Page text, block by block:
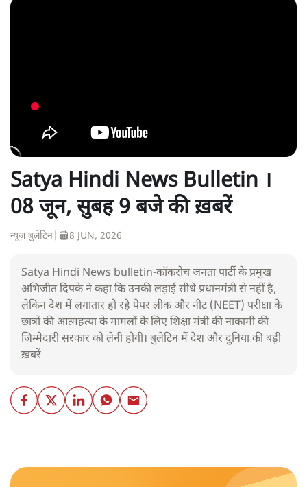
Satya Hindi News Bulletin ।
08 जून, सुबह 9 बजे की ख़बरें
न्यूज़ बुलेटिन 8 JUN, 2026
Satya Hindi News bulletin-कॉकरोच जनता पार्टी के प्रमुख
अभिजीत दिपके ने कहा कि उनकी लड़ाई सीधे प्रधानमंत्री से नहीं है,
लेकिन देश में लगातार हो रहे पेपर लीक और नीट (NEET) परीक्षा के
छात्रों की आत्महत्या के मामलों के लिए शिक्षा मंत्री की नाकामी की
जिम्मेदारी सरकार को लेनी होगी। बुलेटिन में देश और दुनिया की बड़ी
ख़बरें